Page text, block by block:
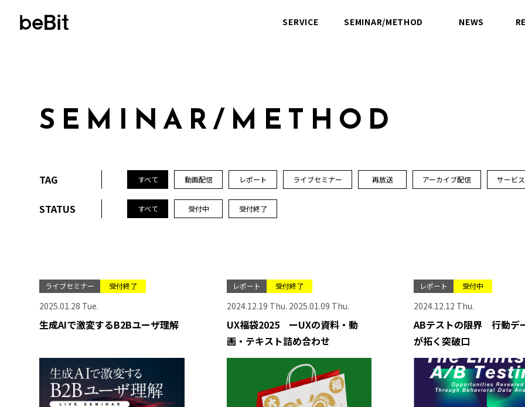
SERVICE SEMINAR/METHOD NEWS
S E M I NA R / M E T H O D
STATUS すべて 受付中 受付終了
TAG すべて 動画配信 レポート ライブセミナー 再放送 アーカイブ配信 サービ
ライブセミナー 受付終了
2025.01.28 Tue.
生成AIで激変するB2Bユーザ理解
レポート 受付終了
2024.12.19 Thu. 2025.01.09 Thu.
UX福袋2025 ーUXの資料・動
画・テキスト詰め合わせ
レポート 受付中
2024.12.12 Thu.
ABテストの限界 行動デ
が拓く突破口